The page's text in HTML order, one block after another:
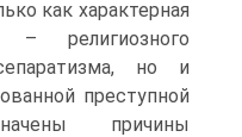
как характерная
– религиозного
но и
преступной
причины